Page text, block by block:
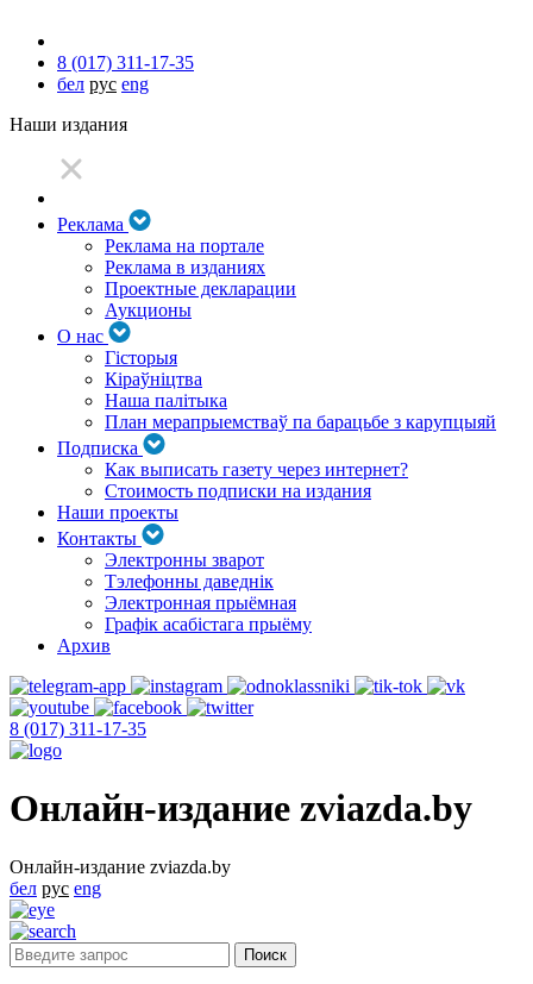
8 (017) 311-17-35
бел рус eng
Наши издания
Реклама
Реклама на портале
Реклама в изданиях
Проектные декларации
Аукционы
О нас
Гісторыя
Кіраўніцтва
Наша палітыка
План мерапрыемстваў па барацьбе з карупцыяй
Подписка
Как выписать газету через интернет?
Стоимость подписки на издания
Наши проекты
Контакты
Электронны зварот
Тэлефонны даведнік
Электронная прыёмная
Графік асабістага прыёму
Архив
8 (017) 311-17-35
Онлайн-издание zviazda.by
Онлайн-издание zviazda.by
бел рус eng